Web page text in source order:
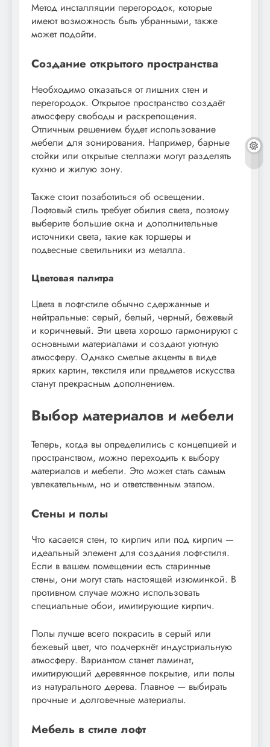
Метод инсталляции перегородок, которые
имеют возможность быть убранными, также
может подойти.
Создание открытого пространства
Необходимо отказаться от лишних стен и
перегородок. Открытое пространство создаёт
атмосферу свободы и раскрепощения.
Отличным решением будет использование
мебели для зонирования. Например, барные
стойки или открытые стеллажи могут разделять
кухню и жилую зону.
Также стоит позаботиться об освещении.
Лофтовый стиль требует обилия света, поэтому
выберите большие окна и дополнительные
источники света, такие как торшеры и
подвесные светильники из металла.
Цветовая палитра
Цвета в лофт-стиле обычно сдержанные и
нейтральные: серый, белый, черный, бежевый
и коричневый. Эти цвета хорошо гармонируют с
основными материалами и создают уютную
атмосферу. Однако смелые акценты в виде
ярких картин, текстиля или предметов искусства
станут прекрасным дополнением.
Выбор материалов и мебели
Теперь, когда вы определились с концепцией и
пространством, можно переходить к выбору
материалов и мебели. Это может стать самым
увлекательным, но и ответственным этапом.
Стены и полы
Что касается стен, то кирпич или под кирпич —
идеальный элемент для создания лофт-стиля.
Если в вашем помещении есть старинные
стены, они могут стать настоящей изюминкой. В
противном случае можно использовать
специальные обои, имитирующие кирпич.
Полы лучше всего покрасить в серый или
бежевый цвет, что подчеркнёт индустриальную
атмосферу. Вариантом станет ламинат,
имитирующий деревянное покрытие, или полы
из натурального дерева. Главное — выбирать
прочные и долговечные материалы.
Мебель в стиле лофт